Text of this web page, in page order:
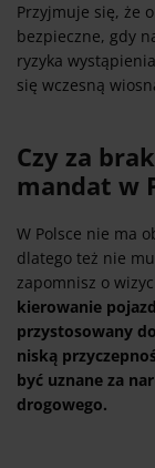
Przyjmuje się, że
bezpieczne, gdy
ryzyka
się wczesną
Czy za
mandat w
W Polsce nie ma
dlatego też nie
zapomnisz o
kierowanie
przystosowany
niską
być uznane za
drogowego.